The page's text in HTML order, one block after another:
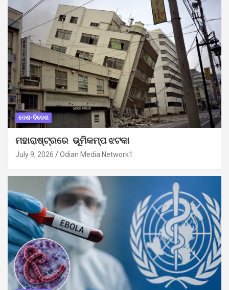
ଦେଶ-ବିଦେଶ
ମହାରାଷ୍ଟ୍ରରେ ଭୂମିକମ୍ପ ଝଟକା
July 9, 2026 Odian Media Network1